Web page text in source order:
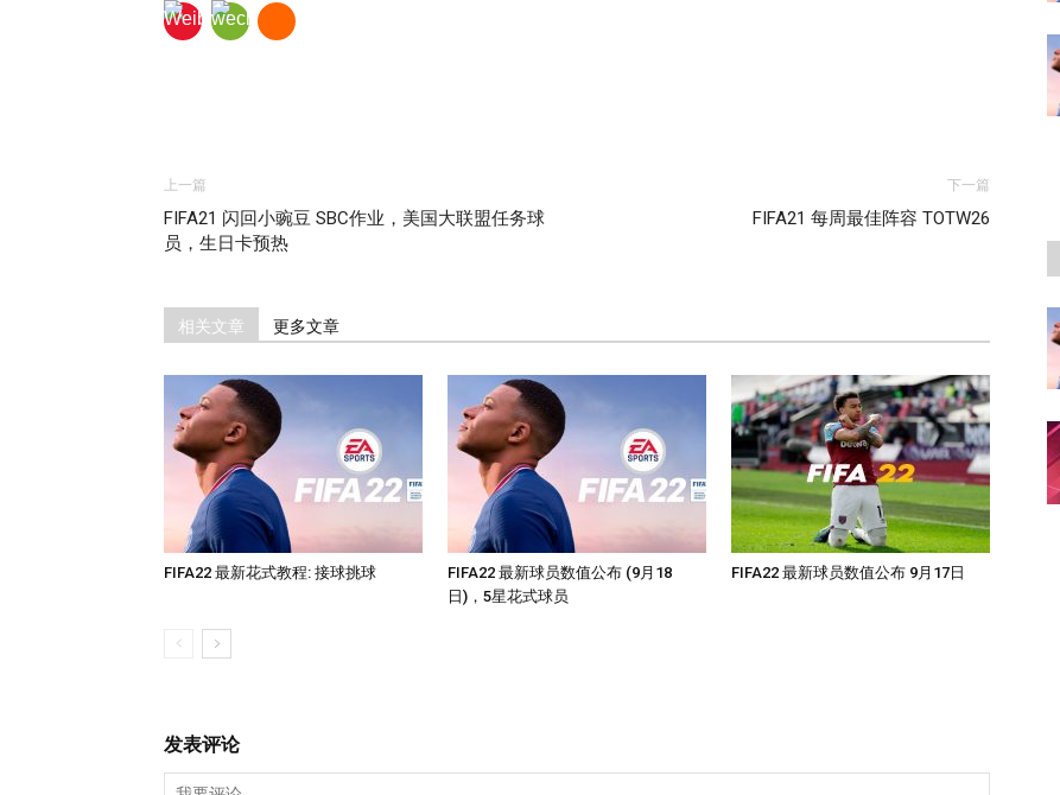
上一篇
FIFA21 闪回小豌豆 SBC作业，美国大联盟任务球
员，生日卡预热
下一篇
FIFA21 每周最佳阵容 TOTW26
相关文章 更多文章
FIFA22 最新花式教程: 接球挑球
FIFA22 最新球员数值公布 (9月18
日)，5星花式球员
FIFA22 最新球员数值公布 9月17日
发表评论